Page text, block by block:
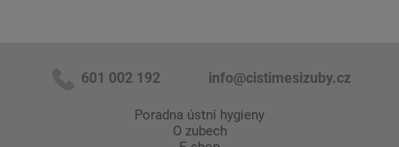
601 002 192 info@cistimesizuby.cz
Poradna ústní hygieny
O zubech